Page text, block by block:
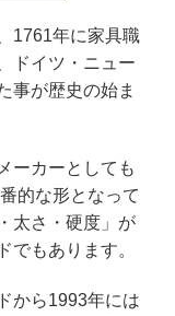
1761年に家具職
ドイツ・ニュー
事が歴史の始ま
ーカーとしても
的な形となって
太さ・硬度」が
でもあります。
から1993年には